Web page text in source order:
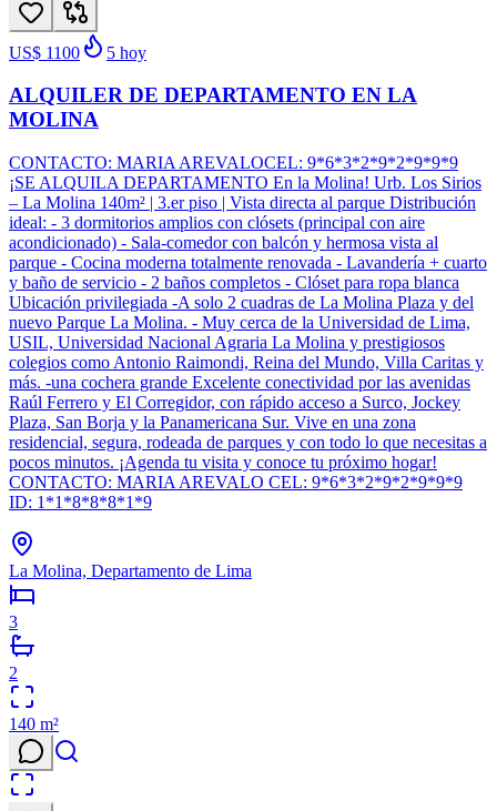
US$ 1100 5 hoy
ALQUILER DE DEPARTAMENTO EN LA
MOLINA
CONTACTO: MARIA AREVALOCEL: 9*6*3*2*9*2*9*9*9
¡SE ALQUILA DEPARTAMENTO En la Molina! Urb. Los Sirios
– La Molina 140m² | 3.er piso | Vista directa al parque Distribución
ideal: - 3 dormitorios amplios con clósets (principal con aire
acondicionado) - Sala-comedor con balcón y hermosa vista al
parque - Cocina moderna totalmente renovada - Lavandería + cuarto
y baño de servicio - 2 baños completos - Clóset para ropa blanca
Ubicación privilegiada -A solo 2 cuadras de La Molina Plaza y del
nuevo Parque La Molina. - Muy cerca de la Universidad de Lima,
USIL, Universidad Nacional Agraria La Molina y prestigiosos
colegios como Antonio Raimondi, Reina del Mundo, Villa Caritas y
más. -una cochera grande Excelente conectividad por las avenidas
Raúl Ferrero y El Corregidor, con rápido acceso a Surco, Jockey
Plaza, San Borja y la Panamericana Sur. Vive en una zona
residencial, segura, rodeada de parques y con todo lo que necesitas a
pocos minutos. ¡Agenda tu visita y conoce tu próximo hogar!
CONTACTO: MARIA AREVALO CEL: 9*6*3*2*9*2*9*9*9
ID: 1*1*8*8*8*1*9
La Molina, Departamento de Lima
3
2
140 m²